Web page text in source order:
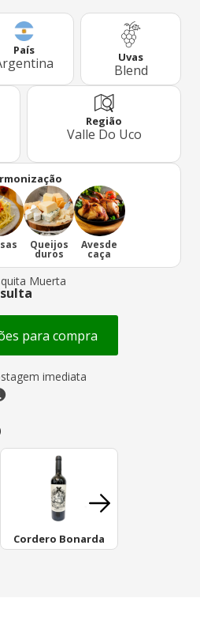
País
Uvas
Blend
Região
Valle Do Uco
Queijos
duros
Avesde
caça
Muerta
para compra
imediata
Cordero Bonarda